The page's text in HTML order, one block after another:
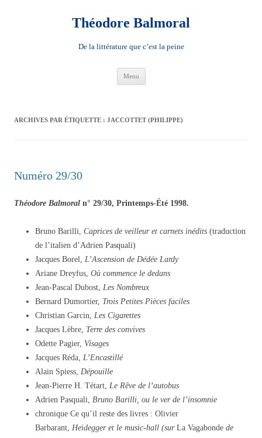
Théodore Balmoral
De la littérature que c’est la peine
Menu
ARCHIVES PAR ÉTIQUETTE : JACCOTTET (PHILIPPE)
Numéro 29/30
Théodore Balmoral n° 29/30, Printemps-Été 1998.
Bruno Barilli, Caprices de veilleur et carnets inédits (traduction
de l’italien d’Adrien Pasquali)
Jacques Borel, L’Ascension de Dédée Lardy
Ariane Dreyfus, Où commence le dedans
Jean-Pascal Dubost, Les Nombreux
Bernard Dumortier, Trois Petites Pièces faciles
Christian Garcin, Les Cigarettes
Jacques Lèbre, Terre des convives
Odette Pagier, Visages
Jacques Réda, L’Encastillé
Alain Spiess, Dépouille
Jean-Pierre H. Tétart, Le Rêve de l’autobus
Adrien Pasquali, Bruno Barilli, ou le ver de l’insomnie
chronique Ce qu’il reste des livres : Olivier
Barbarant, Heidegger et le music-hall (surLa Vagabonde de